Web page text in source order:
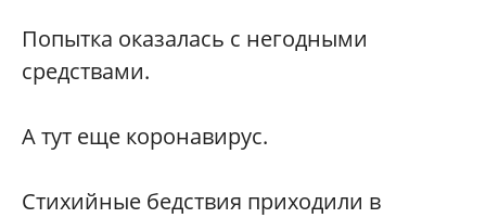
Попытка оказалась с негодными
средствами.
А тут еще коронавирус.
Стихийные бедствия приходили в